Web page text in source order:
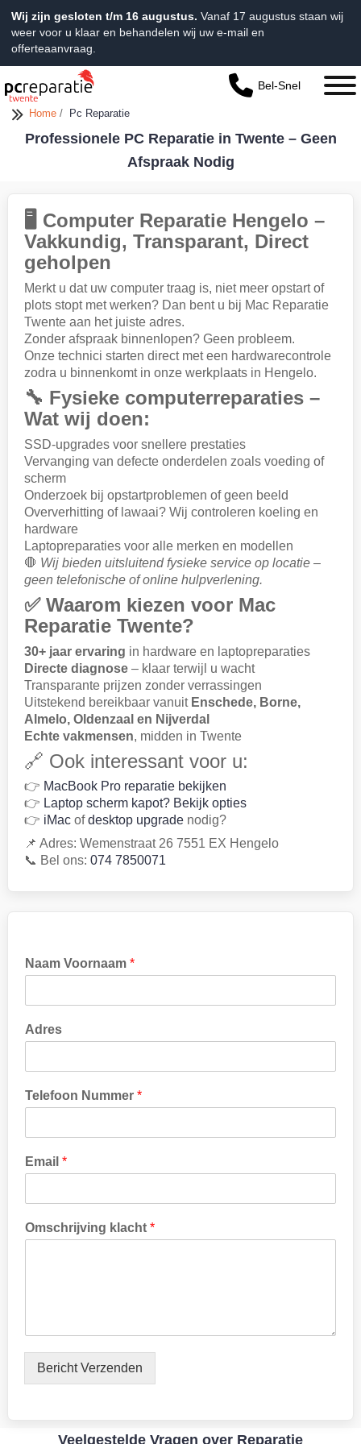
Wij zijn gesloten t/m 16 augustus. Vanaf 17 augustus staan wij
weer voor u klaar en behandelen wij uw e-mail en
offerteaanvraag.
Bel-Snel
Home / Pc Reparatie
Professionele PC Reparatie in Twente – Geen
Afspraak Nodig​
🖥️ Computer Reparatie Hengelo –
Vakkundig, Transparant, Direct
geholpen
Merkt u dat uw computer traag is, niet meer opstart of
plots stopt met werken? Dan bent u bij Mac Reparatie
Twente aan het juiste adres.
Zonder afspraak binnenlopen? Geen probleem.
Onze technici starten direct met een hardwarecontrole
zodra u binnenkomt in onze werkplaats in Hengelo.
🔧 Fysieke computerreparaties –
Wat wij doen:
SSD-upgrades voor snellere prestaties
Vervanging van defecte onderdelen zoals voeding of
scherm
Onderzoek bij opstartproblemen of geen beeld
Oververhitting of lawaai? Wij controleren koeling en
hardware
Laptopreparaties voor alle merken en modellen
🛑 Wij bieden uitsluitend fysieke service op locatie –
geen telefonische of online hulpverlening.
✅ Waarom kiezen voor Mac
Reparatie Twente?
30+ jaar ervaring in hardware en laptopreparaties
Directe diagnose – klaar terwijl u wacht
Transparante prijzen zonder verrassingen
Uitstekend bereikbaar vanuit Enschede, Borne,
Almelo, Oldenzaal en Nijverdal
Echte vakmensen, midden in Twente
🔗 Ook interessant voor u:
👉 MacBook Pro reparatie bekijken
👉 Laptop scherm kapot? Bekijk opties
👉 iMac ofdesktop upgrade nodig?
📌 Adres: Wemenstraat 26 7551 EX Hengelo
📞 Bel ons: 074 7850071
Naam Voornaam *
Adres
Telefoon Nummer *
A
d
e
*
Email *
Omschrijving klacht *
Bericht Verzenden
Veelgestelde Vragen over Reparatie